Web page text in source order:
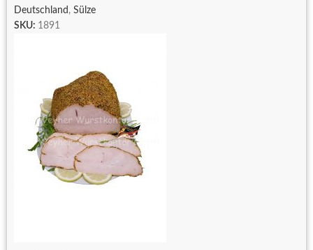
Deutschland , Sülze
SKU: 1891